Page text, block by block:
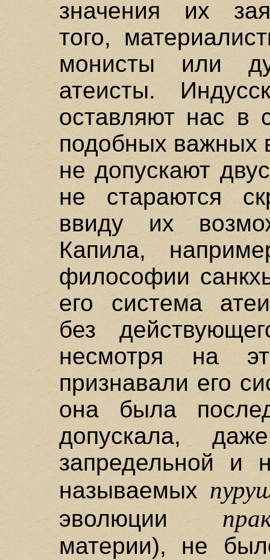
значения их
того,
монисты или
атеисты.
оставляют нас в
подобных важных
не допускают
не стараются
ввиду их
Капила,
философии
его система
без
несмотря на
признавали его
она была
допускала,
запредельной и
называемых
эволюции
материи), не